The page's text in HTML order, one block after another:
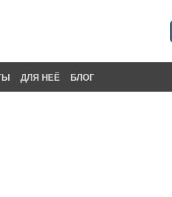
ДЛЯ НЕЁ БЛОГ